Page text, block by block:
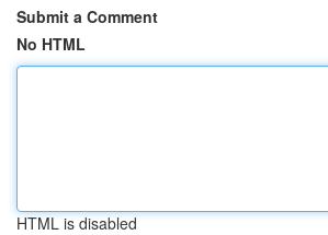
Submit a Comment
No HTML
HTML is disabled